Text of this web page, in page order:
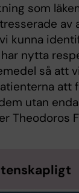
som
av
kunna
nytta
så att
att
utan
Theodoros